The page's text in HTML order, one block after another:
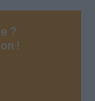
?
!